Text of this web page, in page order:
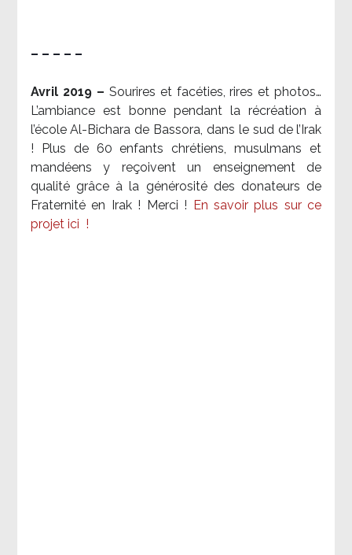
– – – – –
Avril 2019 – Sourires et facéties, rires et photos…
L’ambiance est bonne pendant la récréation à
l’école Al-Bichara de Bassora, dans le sud de l’Irak
! Plus de 60 enfants chrétiens, musulmans et
mandéens y reçoivent un enseignement de
qualité grâce à la générosité des donateurs de
Fraternité en Irak ! Merci !
En savoir plus sur ce
projet ici !